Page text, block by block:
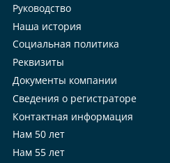
Руководство
Наша история
Социальная политика
Реквизиты
Документы компании
Сведения о регистраторе
Контактная информация
Нам 50 лет
Нам 55 лет